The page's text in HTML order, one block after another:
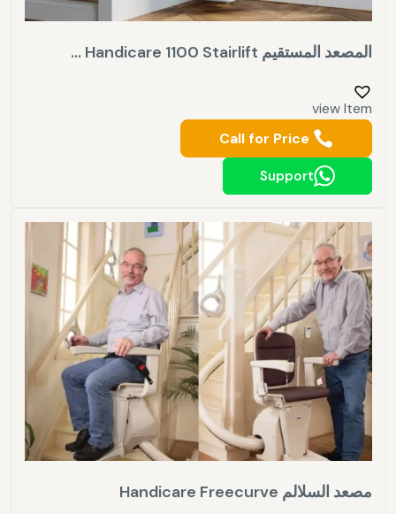
المصعد المستقيم Handicare 1100 Stairlift ...
view Item
Call for Price
Support
مصعد السلالم Handicare Freecurve